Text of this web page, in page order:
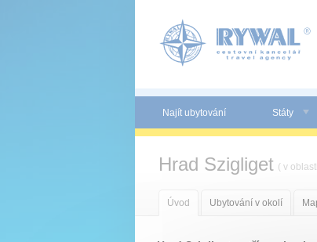
Najít ubytování Státy
Hrad Szigliget ( v oblasti
Úvod Ubytování v okolí